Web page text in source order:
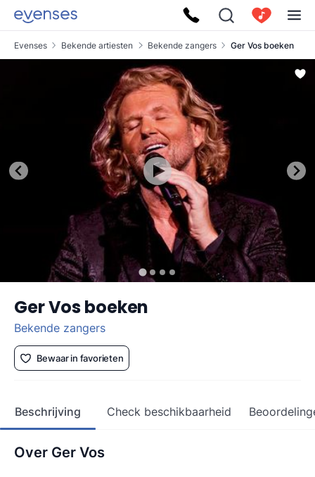
Evenses Bekende artiesten Bekende zangers Ger Vos boeken
Ger Vos boeken
Bekende zangers
Bewaar in favorieten
Beschrijving Check beschikbaarheid
Over Ger Vos